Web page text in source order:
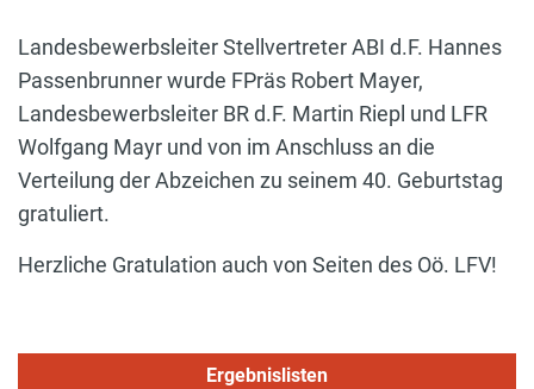
Landesbewerbsleiter Stellvertreter ABI d.F. Hannes
Passenbrunner wurde FPräs Robert Mayer,
Landesbewerbsleiter BR d.F. Martin Riepl und LFR
Wolfgang Mayr und von im Anschluss an die
Verteilung der Abzeichen zu seinem 40. Geburtstag
gratuliert.
Herzliche Gratulation auch von Seiten des Oö. LFV!
Ergebnislisten